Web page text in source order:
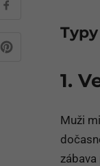
1.
Muži